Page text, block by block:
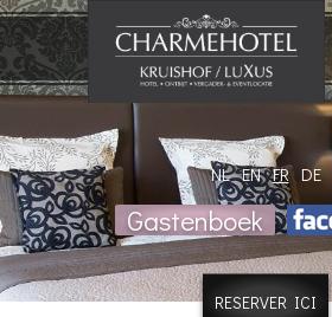
RESERVER ICI
NL EN FR DE
Gastenboek